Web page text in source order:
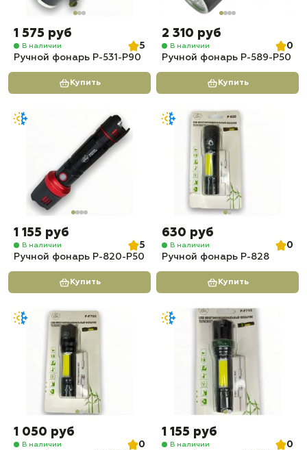
1 575 руб
В наличии
5
Ручной фонарь P-531-P90
Купить
2 310 руб
В наличии
0
Ручной фонарь P-589-P50
Купить
1 155 руб
В наличии
5
Ручной фонарь P-820-P50
Купить
630 руб
В наличии
0
Ручной фонарь P-828
Купить
1 050 руб
В наличии
0
1 155 руб
В наличии
0